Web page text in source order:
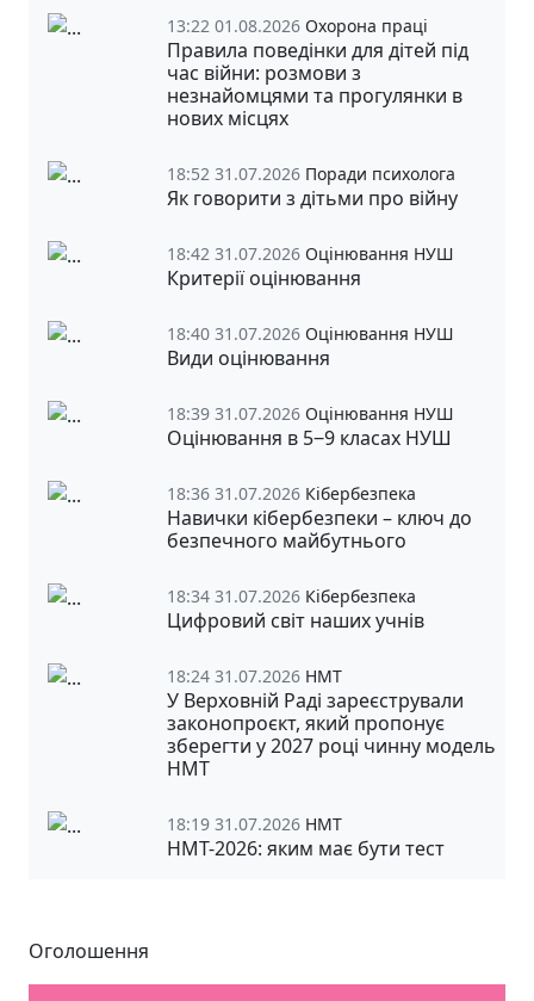
13:22 01.08.2026 Охорона праці
Правила поведінки для дітей під
час війни: розмови з
незнайомцями та прогулянки в
нових місцях
18:52 31.07.2026 Поради психолога
Як говорити з дітьми про війну
18:42 31.07.2026 Оцінювання НУШ
Критерії оцінювання
18:40 31.07.2026 Оцінювання НУШ
Види оцінювання
18:39 31.07.2026 Оцінювання НУШ
Оцінювання в 5‒9 класах НУШ
18:36 31.07.2026 Кібербезпека
Навички кібербезпеки – ключ до
безпечного майбутнього
18:34 31.07.2026 Кібербезпека
Цифровий світ наших учнів
18:24 31.07.2026 НМТ
У Верховній Раді зареєстрували
законопроєкт, який пропонує
зберегти у 2027 році чинну модель
НМТ
18:19 31.07.2026 НМТ
НМТ-2026: яким має бути тест
Оголошення